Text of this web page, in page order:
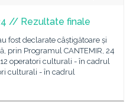
// Rezultate finale
fost declarate câștigătoare și
prin Programul CANTEMIR, 24
operatori culturali - în cadrul
culturali - în cadrul